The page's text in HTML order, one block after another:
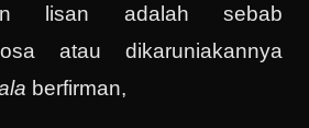
lisan adalah sebab
atau dikaruniakannya
berfirman,